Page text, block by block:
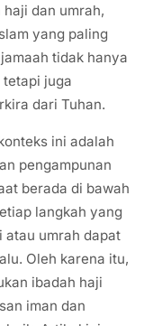
dan umrah,
yang paling
tidak hanya
juga
dari Tuhan.
ini adalah
pengampunan
berada di bawah
langkah yang
atau umrah dapat
Oleh karena itu,
ibadah haji
iman dan